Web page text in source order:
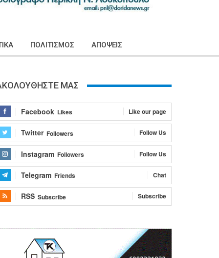
ΠΟΛΙΤΙΣΜΟΣ ΑΠΟΨΕΙΣ
ΜΑΣ
Facebook Likes Like our page
Twitter Followers Follow Us
Instagram Followers Follow Us
Telegram Friends Chat
RSS Subscribe Subscribe